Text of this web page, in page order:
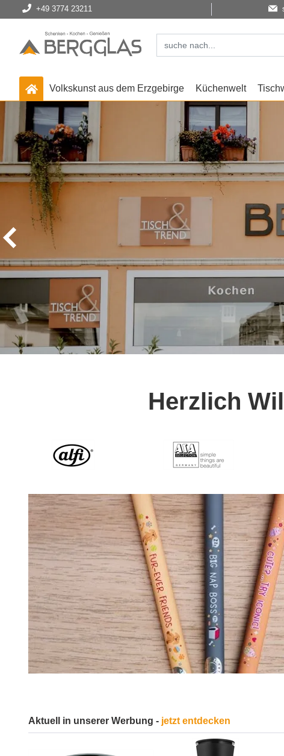
+49 3774 23211
Volkskunst aus dem Erzgebirge Küchenwelt
Herzlich
Aktuell in unserer Werbung - jetzt entdecken